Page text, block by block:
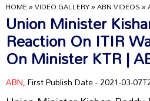
HOME»VIDEO GALLERY»ABN VIDEOS»
Union Minister
Reaction On ITIR
On Minister KTR |
ABN, First Publish Date - 2021-03-